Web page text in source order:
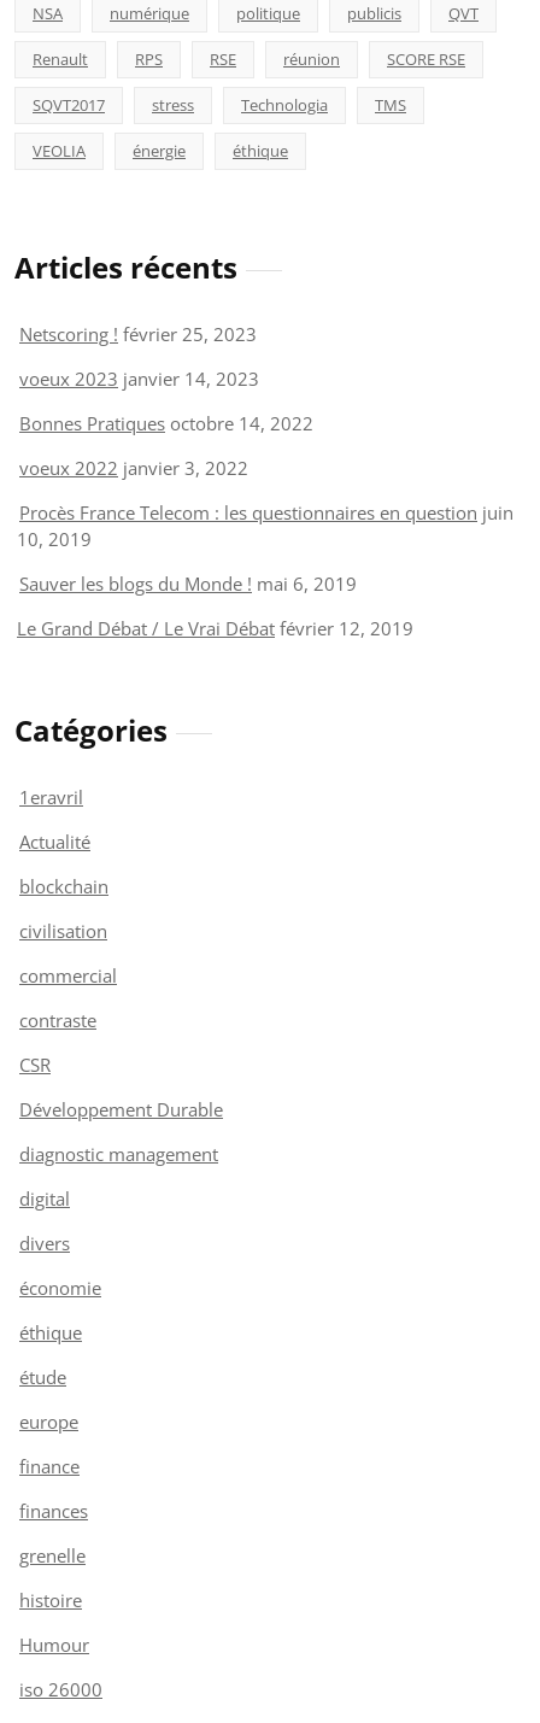
NSA numérique politique publicis QVT
Renault RPS RSE réunion SCORE RSE
SQVT2017 stress Technologia TMS
VEOLIA énergie éthique
Articles récents
Netscoring ! février 25, 2023
voeux 2023 janvier 14, 2023
Bonnes Pratiques octobre 14, 2022
voeux 2022 janvier 3, 2022
Procès France Telecom : les questionnaires en question juin
10, 2019
Sauver les blogs du Monde ! mai 6, 2019
Le Grand Débat / Le Vrai Débat février 12, 2019
Catégories
1eravril
Actualité
blockchain
civilisation
commercial
contraste
CSR
Développement Durable
diagnostic management
digital
divers
économie
éthique
étude
europe
finance
finances
grenelle
histoire
Humour
iso 26000